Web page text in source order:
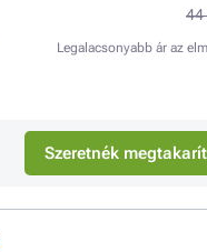
44
Legalacsonyabb ár az
Szeretnék